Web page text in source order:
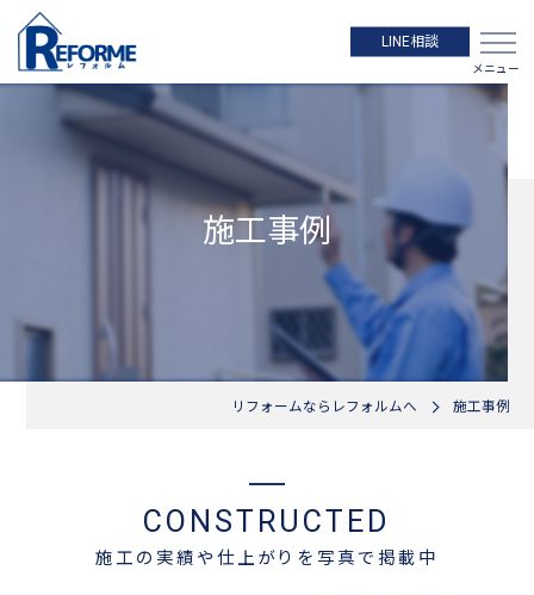
LINE相談
施工事例
リフォームならレフォルムへ 施工事例
CONSTRUCTED
施工の実績や仕上がりを写真で掲載中